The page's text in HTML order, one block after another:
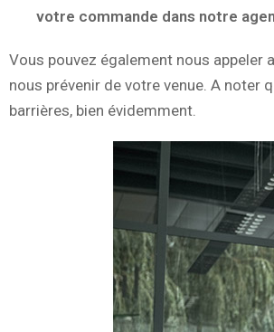
votre commande dans notre
Vous pouvez également nous appeler
nous prévenir de votre venue. A noter
barrières, bien évidemment.